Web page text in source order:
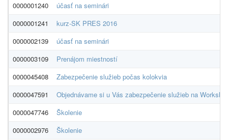
0000001240
účasť na seminári
0000001241
kurz-SK PRES 2016
0000002139
účasť na seminári
0000003109
Prenájom miestností
0000045408
Zabezpečenie služieb počas kolokvia
0000047591
Objednávame si u Vás zabezpečenie služieb na
0000047746
Školenie
0000002976
Školenie